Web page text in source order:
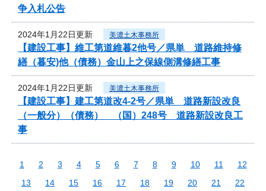
争入札公告
2024年1月22日更新 美濃土木事務所
【建設工事】維工第道維暮2他号／県単 道路維持修
繕（暮安)他（債務）金山上之保線側溝修繕工事
2024年1月22日更新 美濃土木事務所
【建設工事】建工第道改4-2号／県単 道路新設改良
（一般分）（債務） （国）248号 道路新設改良工
事
1 2 3 4 5 6 7 8 9 10 11
12
13
14 15 16 17 18 19 20 21
22